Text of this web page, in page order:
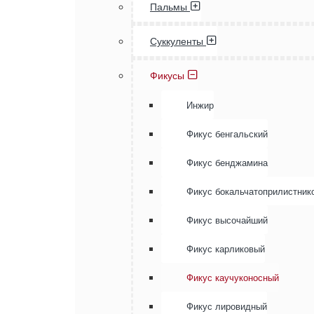
Пальмы
Суккуленты
Фикусы
Инжир
Фикус бенгальский
Фикус бенджамина
Фикус
Фикус высочайший
Фикус карликовый
Фикус каучуконосный
Фикус лировидный